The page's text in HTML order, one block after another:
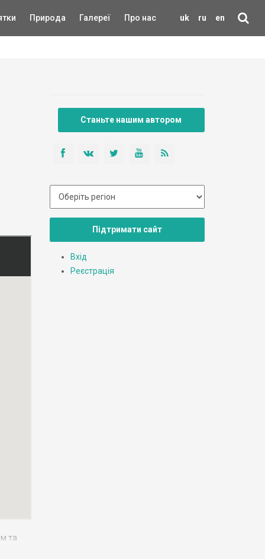
uk ru en
Природа Галереї Про нас
та
Станьте нашим автором
Підтримати сайт
Вхід
Реєстрація